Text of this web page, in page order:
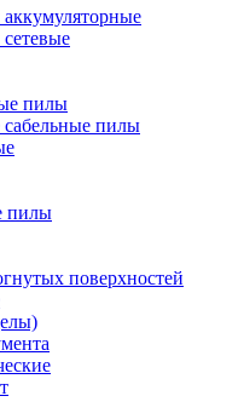
пилы
пилы
пилы
поверхностей